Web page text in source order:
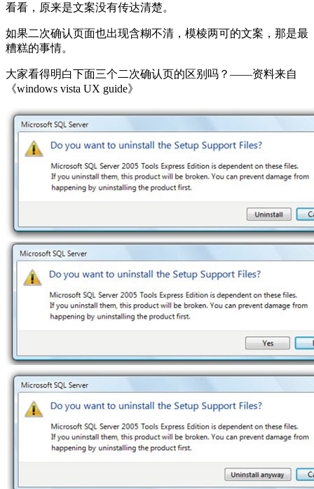
看看，原来是文案没有传达清楚。
如果二次确认页面也出现含糊不清，模棱两可的文案，那是最
糟糕的事情。
大家看得明白下面三个二次确认页的区别吗？——资料来自
《windows vista UX guide》